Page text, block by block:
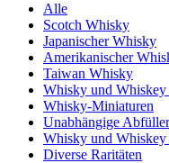
Alle
Scotch Whisky
Japanischer Whisky
Amerikanischer
Taiwan Whisky
Whisky und Whiskey
Whisky-Miniaturen
Unabhängige Abfüller
Whisky und Whiskey
Diverse Raritäten